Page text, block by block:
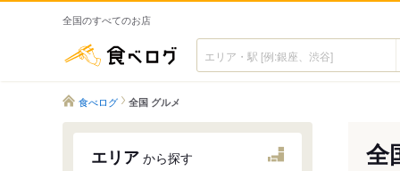
全国のすべてのお店
食べログ
食べログ 全国 グルメ
エリア から探す 全